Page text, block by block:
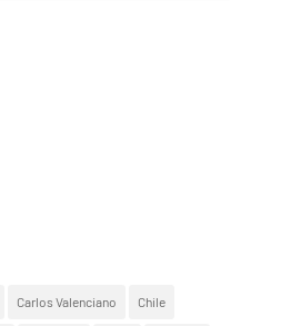
Carlos Valenciano Chile